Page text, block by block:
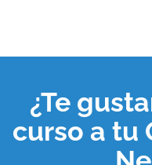
¿Te
curso a tu